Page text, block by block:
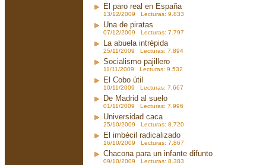
El paro real en España
13/12/2009 Lecturas: 9.833
Una de piratas
07/12/2009 Lecturas: 7.797
La abuela intrépida
25/11/2009 Lecturas: 7.894
Socialismo pajillero
11/11/2009 Lecturas: 9.532
El Cobo útil
10/11/2009 Lecturas: 7.667
De Madrid al suelo
01/11/2009 Lecturas: 7.996
Universidad caca
25/10/2009 Lecturas: 8.720
El imbécil radicalizado
16/10/2009 Lecturas: 7.867
Chacona para un infante difunto
09/10/2009 Lecturas: 8.383